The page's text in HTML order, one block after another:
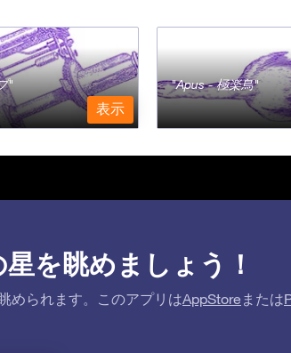
表示
Apus - 極楽鳥
を眺めましょう！
められます。このアプリはAppStore または